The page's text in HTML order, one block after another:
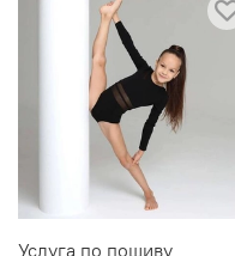
Услуга по пошиву